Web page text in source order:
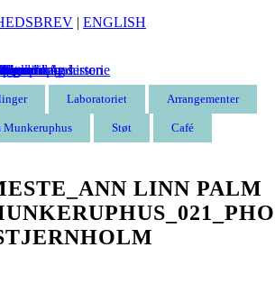
| ENGLISH
i dagog historie
Andersen
Laboratoriet Arrangementer
Munkeruphus Støt Café
LINN PALM